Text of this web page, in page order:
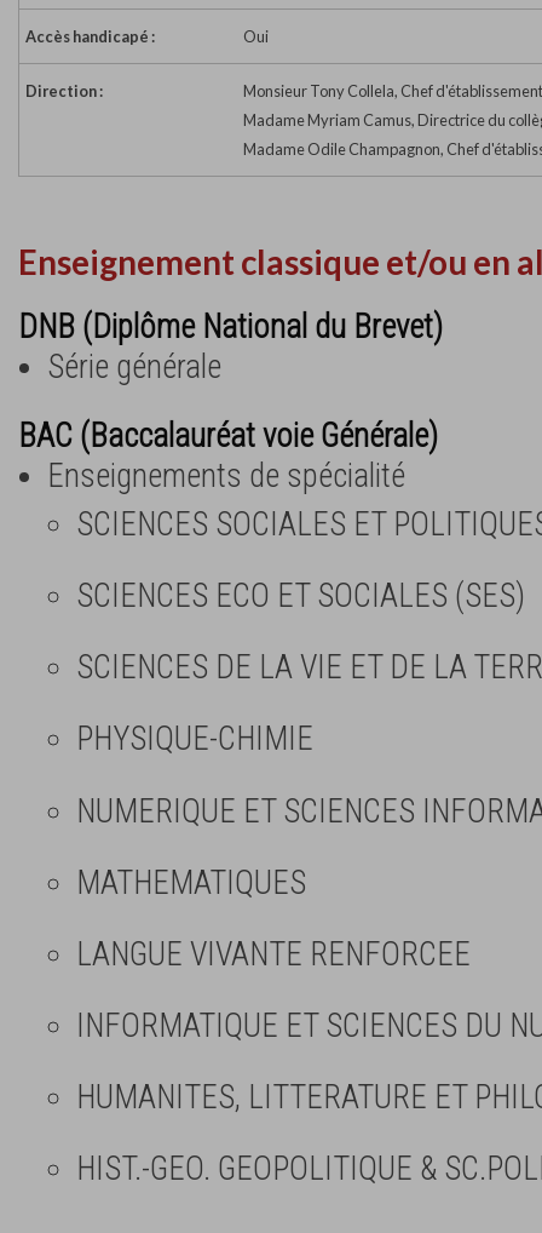
Accès handicapé : Oui
Direction :
Monsieur Tony Collela, Chef d'établissement
Madame Myriam Camus, Directrice du
Madame Odile Champagnon, Chef
Enseignement classique et/ou en
DNB (Diplôme National du Brevet)
Série générale
BAC (Baccalauréat voie Générale)
Enseignements de spécialité
SCIENCES SOCIALES ET
SCIENCES ECO ET SOCIALES (SES)
SCIENCES DE LA VIE ET DE LA
PHYSIQUE-CHIMIE
NUMERIQUE ET SCIENCES
MATHEMATIQUES
LANGUE VIVANTE RENFORCEE
INFORMATIQUE ET SCIENCES DU
HUMANITES, LITTERATURE ET
HIST.-GEO. GEOPOLITIQUE &